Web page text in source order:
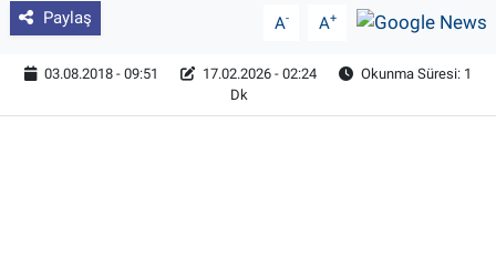
Paylaş A- A+
03.08.2018 - 09:51 17.02.2026 - 02:24
Okunma Süresi: 1
Dk
Tohum